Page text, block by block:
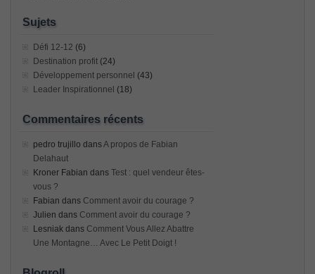
Sujets
Défi 12-12 (6)
Destination profit (24)
Développement personnel (43)
Leader Inspirationnel (18)
Commentaires récents
pedro trujillo dansA propos de Fabian
Delahaut
Kroner Fabian dans Test : quel vendeur êtes-
vous ?
Fabian dans Comment avoir du courage ?
Julien dans Comment avoir du courage ?
Lesniak dans Comment Vous Allez Abattre
Une Montagne… Avec Le Petit Doigt !